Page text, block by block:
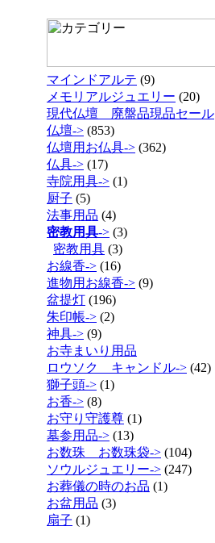
マインドアルテ (9)
メモリアルジュエリー (20)
現代仏壇 廃盤品現品セール
仏壇-> (853)
仏壇用お仏具-> (362)
仏具-> (17)
寺院用具-> (1)
厨子 (5)
法事用品 (4)
密教用具-> (3)
密教用具 (3)
お線香-> (16)
進物用お線香-> (9)
盆提灯 (196)
朱印帳-> (2)
神具-> (9)
お寺まいり用品
ロウソク キャンドル-> (42)
獅子頭-> (1)
お香-> (8)
お守り守護尊 (1)
墓参用品-> (13)
お数珠 お数珠袋-> (104)
ソウルジュエリー-> (247)
お葬儀の時のお品 (1)
お盆用品 (3)
扇子 (1)